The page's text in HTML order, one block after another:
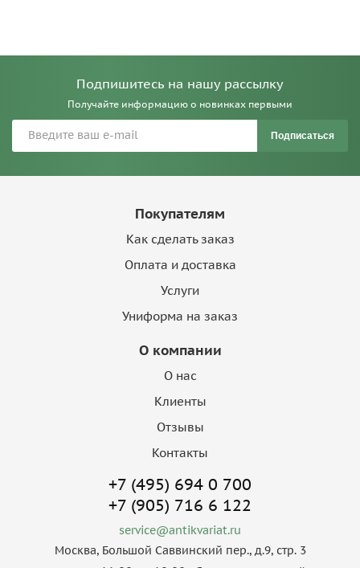
Подпишитесь на нашу рассылку
Получайте информацию о новинках первыми
Подписаться
Покупателям
Как сделать заказ
Оплата и доставка
Услуги
Униформа на заказ
О компании
О нас
Клиенты
Отзывы
Контакты
+7 (495) 694 0 700
+7 (905) 716 6 122
service@antikvariat.ru
Москва, Большой Саввинский пер., д.9, стр. 3